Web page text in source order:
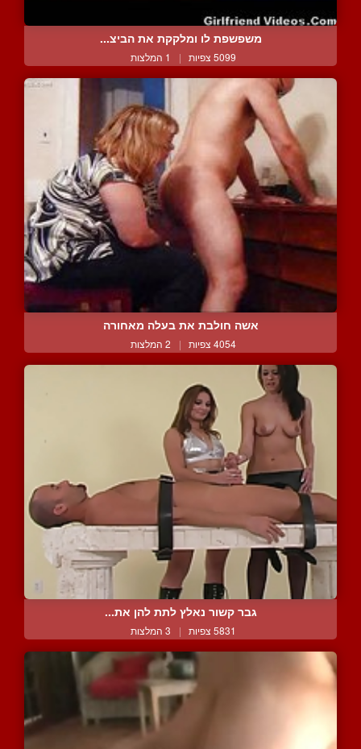
משפשפת לו ומלקקת את הביצ...
5099 צפיות | 1 המלצות
אשה חולבת את בעלה מאחורה
4054 צפיות | 2 המלצות
גבר קשור נאלץ לתת להן את...
5831 צפיות | 3 המלצות